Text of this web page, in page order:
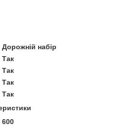
Дорожній набір
Так
Так
Так
Так
600